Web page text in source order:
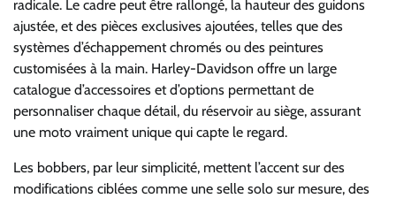
radicale. Le cadre peut être rallongé, la hauteur des guidons
ajustée, et des pièces exclusives ajoutées, telles que des
systèmes d’échappement chromés ou des peintures
customisées à la main. Harley-Davidson offre un large
catalogue d’accessoires et d’options permettant de
personnaliser chaque détail, du réservoir au siège, assurant
une moto vraiment unique qui capte le regard.
Les bobbers, par leur simplicité, mettent l’accent sur des
modifications ciblées comme une selle solo sur mesure, des